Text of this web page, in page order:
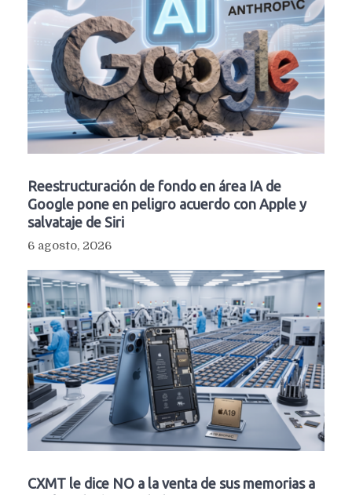
Reestructuración de fondo en área IA de
Google pone en peligro acuerdo con Apple y
salvataje de Siri
6 agosto, 2026
CXMT le dice NO a la venta de sus memorias a